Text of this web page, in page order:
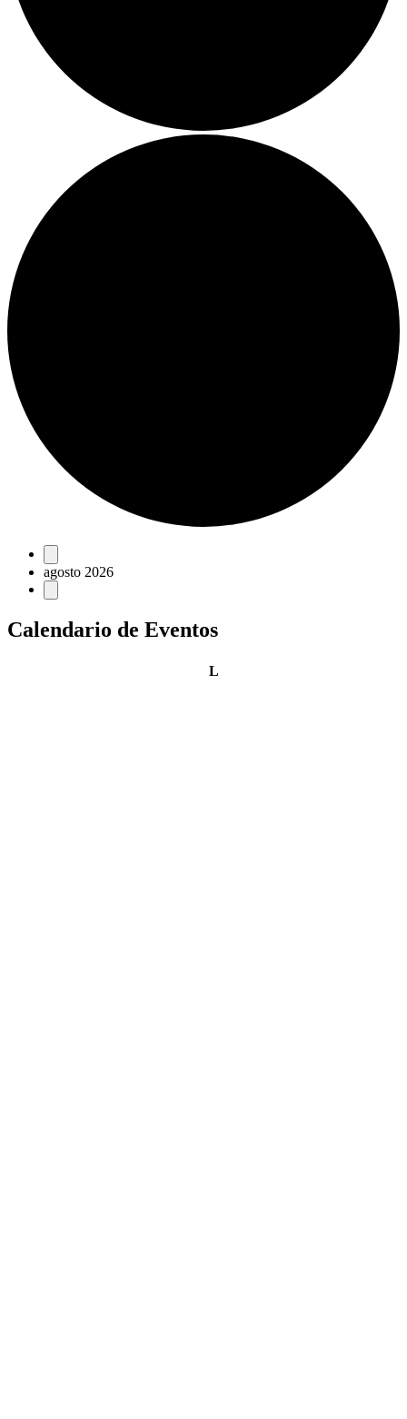
Eventos
agosto 2026
Calendario de Eventos
Llunes